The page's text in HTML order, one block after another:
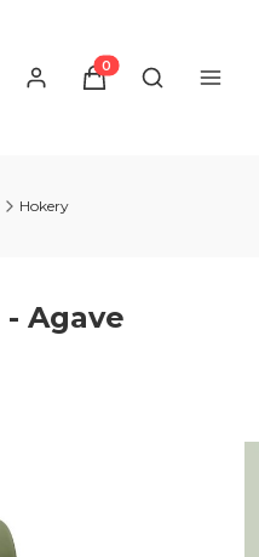
Produkty w
Otwórz
Hokery
Agave